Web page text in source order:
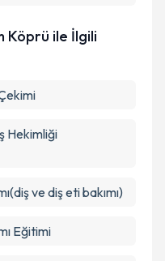
Köprü ile İlgili
Hekimliği
ve diş eti bakımı)
Eğitimi